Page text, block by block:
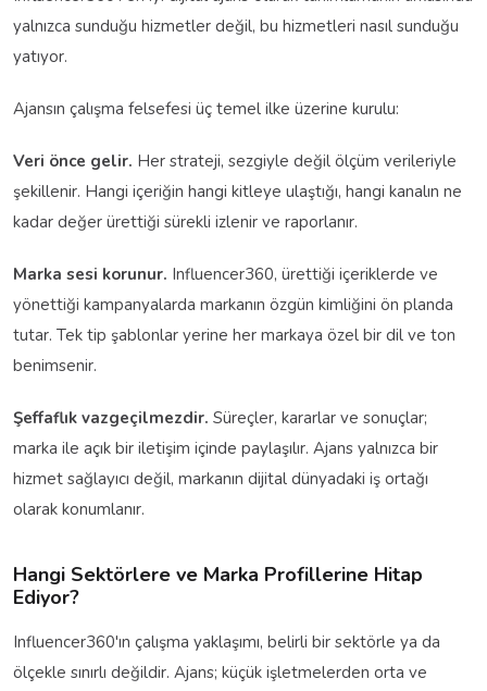
yalnızca sunduğu hizmetler değil, bu hizmetleri nasıl sunduğu
yatıyor.
Ajansın çalışma felsefesi üç temel ilke üzerine kurulu:
Veri önce gelir. Her strateji, sezgiyle değil ölçüm verileriyle
şekillenir. Hangi içeriğin hangi kitleye ulaştığı, hangi kanalın ne
kadar değer ürettiği sürekli izlenir ve raporlanır.
Marka sesi korunur. Influencer360, ürettiği içeriklerde ve
yönettiği kampanyalarda markanın özgün kimliğini ön planda
tutar. Tek tip şablonlar yerine her markaya özel bir dil ve ton
benimsenir.
Şeffaflık vazgeçilmezdir. Süreçler, kararlar ve sonuçlar;
marka ile açık bir iletişim içinde paylaşılır. Ajans yalnızca bir
hizmet sağlayıcı değil, markanın dijital dünyadaki iş ortağı
olarak konumlanır.
Hangi Sektörlere ve Marka Profillerine Hitap
Ediyor?
Influencer360'ın çalışma yaklaşımı, belirli bir sektörle ya da
ölçekle sınırlı değildir. Ajans; küçük işletmelerden orta ve